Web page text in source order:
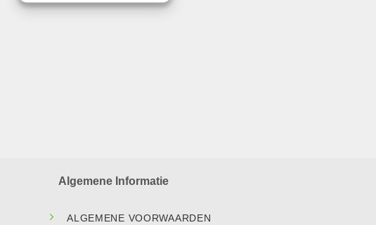
Algemene Informatie
ALGEMENE VOORWAARDEN